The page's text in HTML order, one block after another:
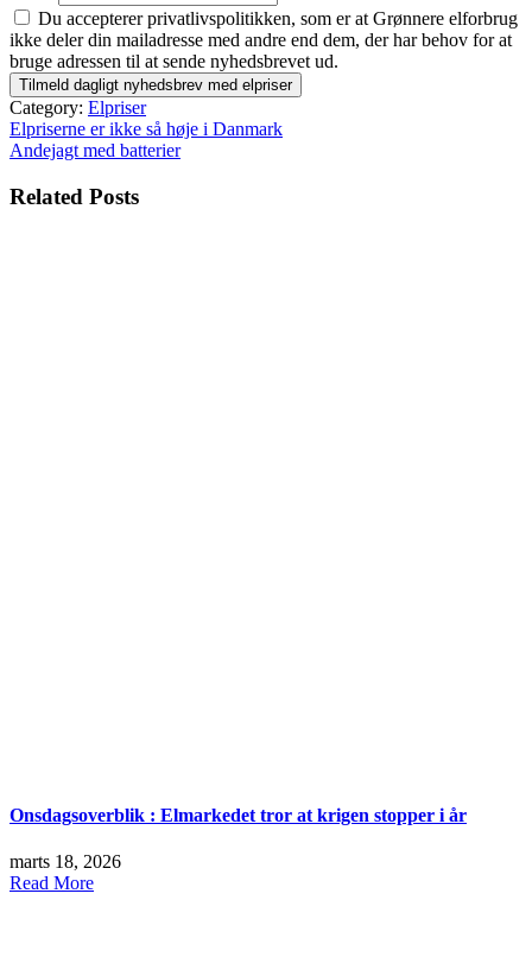
Du accepterer privatlivspolitikken, som er at Grønnere elforbrug
ikke deler din mailadresse med andre end dem, der har behov for at
bruge adressen til at sende nyhedsbrevet ud.
Category: Elpriser
Indlægsnavigation
Elpriserne er ikke så høje i Danmark
Andejagt med batterier
Related Posts
Onsdagsoverblik : Elmarkedet tror at krigen stopper i år
marts 18, 2026
Read More